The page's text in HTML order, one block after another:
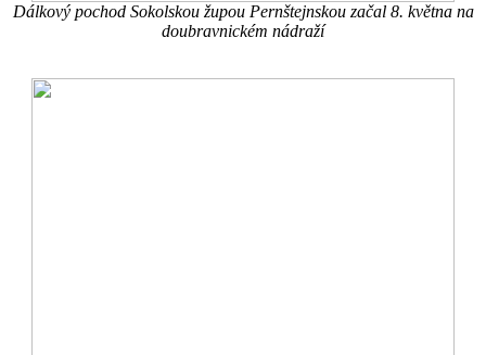
Dálkový pochod Sokolskou župou Pernštejnskou začal 8. května na
doubravnickém nádraží